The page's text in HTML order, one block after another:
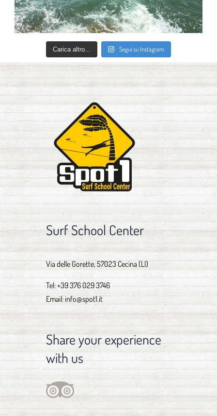
Carica altro... Segui su Instagram
Surf School Center
Via delle Gorette, 57023 Cecina (LI)
Tel:+39 376 029 3746
Email: info@spot1.it
Share your experience
with us